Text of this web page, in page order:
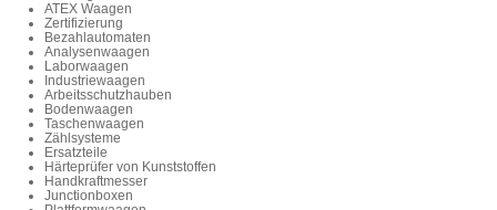
ATEX Waagen
Zertifizierung
Bezahlautomaten
Analysenwaagen
Laborwaagen
Industriewaagen
Arbeitsschutzhauben
Bodenwaagen
Taschenwaagen
Zählsysteme
Ersatzteile
Härteprüfer von Kunststoffen
Handkraftmesser
Junctionboxen